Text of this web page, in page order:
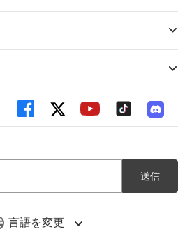
言語を変更
送信